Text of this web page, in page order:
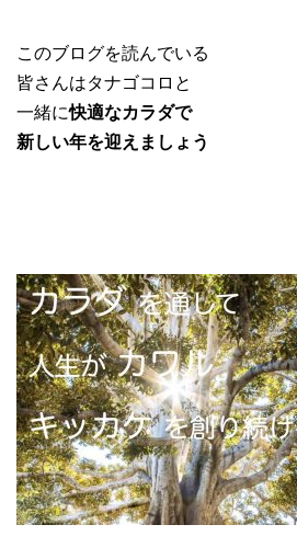
このブログを読んでいる
皆さんはタナゴコロと
一緒に快適なカラダで
新しい年を迎えましょう